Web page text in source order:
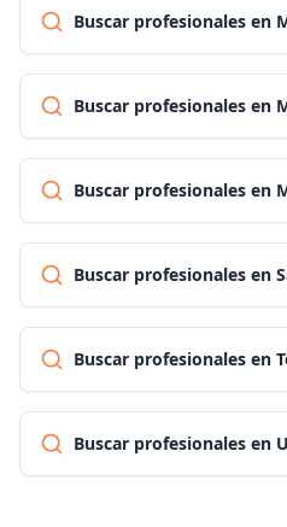
Buscar profesionales en
Buscar profesionales en
Buscar profesionales en
Buscar profesionales en
Buscar profesionales en
Buscar profesionales en